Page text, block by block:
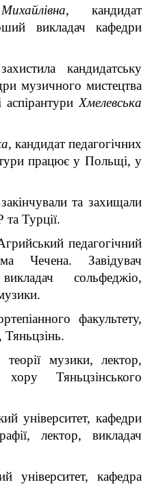
, кандидат
викладач кафедри
кандидатську
музичного мистецтва
аспірантуриХмелевська
, кандидат педагогічних
працює у Польщі, у
та захищали
Турції.
педагогічний
Чечена. Завідувач
сольфеджіо,
факультету,
Тяньцзінь.
музики, лектор,
Тяньцзінського
університет, кафедри
лектор, викладач
університет, кафедра